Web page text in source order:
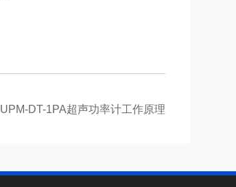
UPM-DT-1PA超声功率计工作原理